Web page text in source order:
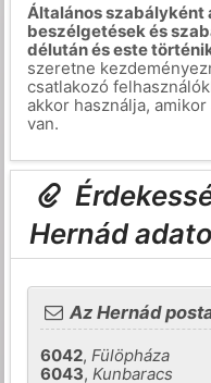
Általános szabályként
beszélgetések és
délután és este
szeretne
csatlakozó
akkor használja,
van.
Hernád
Az Hernád
6042,Fülöpháza
6043,Kunbaracs